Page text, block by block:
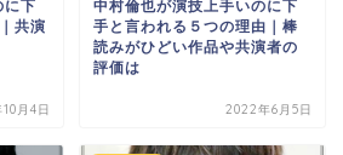
に下
共演
月4日
中村倫也が演技上手いのに下
手と言われる５つの理由｜棒
読みがひどい作品や共演者の
評価は
2022年6月5日